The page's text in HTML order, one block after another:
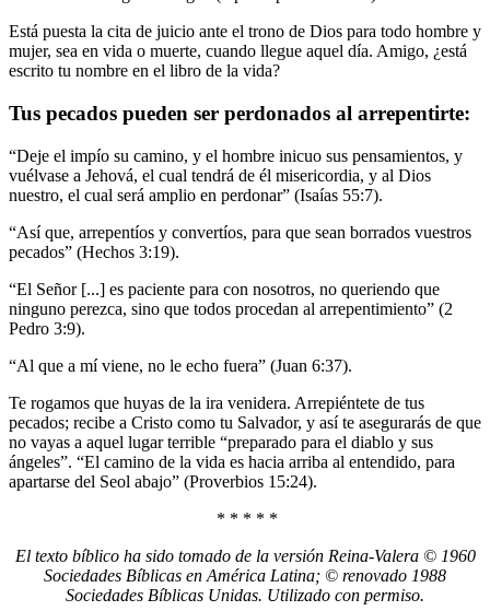
Está puesta la cita de juicio ante el trono de Dios para todo hombre y
mujer, sea en vida o muerte, cuando llegue aquel día. Amigo, ¿está
escrito tu nombre en el libro de la vida?
Tus pecados pueden ser perdonados al arrepentirte:
“Deje el impío su camino, y el hombre inicuo sus pensamientos, y
vuélvase a Jehová, el cual tendrá de él misericordia, y al Dios
nuestro, el cual será amplio en perdonar” (Isaías 55:7).
“Así que, arrepentíos y convertíos, para que sean borrados vuestros
pecados” (Hechos 3:19).
“El Señor [...] es paciente para con nosotros, no queriendo que
ninguno perezca, sino que todos procedan al arrepentimiento” (2
Pedro 3:9).
“Al que a mí viene, no le echo fuera” (Juan 6:37).
Te rogamos que huyas de la ira venidera. Arrepiéntete de tus
pecados; recibe a Cristo como tu Salvador, y así te asegurarás de que
no vayas a aquel lugar terrible “preparado para el diablo y sus
ángeles”. “El camino de la vida es hacia arriba al entendido, para
apartarse del Seol abajo” (Proverbios 15:24).
* * * * *
El texto bíblico ha sido tomado de la versión Reina-Valera © 1960
Sociedades Bíblicas en América Latina; © renovado 1988
Sociedades Bíblicas Unidas. Utilizado con permiso.